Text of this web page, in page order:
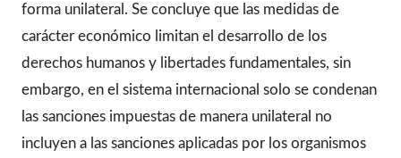
forma unilateral. Se concluye que las medidas de
carácter económico limitan el desarrollo de los
derechos humanos y libertades fundamentales, sin
embargo, en el sistema internacional solo se condenan
las sanciones impuestas de manera unilateral no
incluyen a las sanciones aplicadas por los organismos